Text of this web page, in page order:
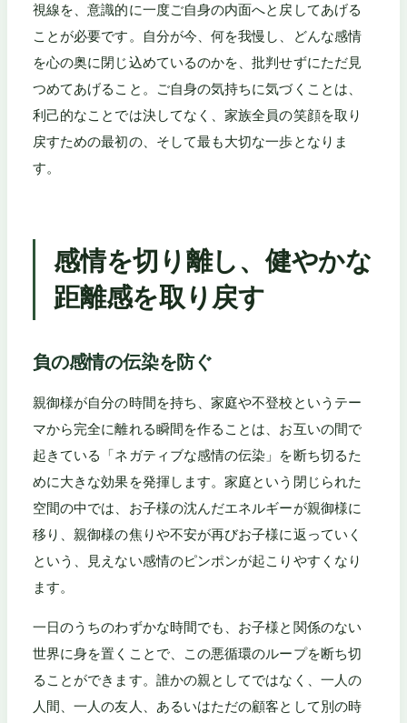
視線を、意識的に一度ご自身の内面へと戻してあげる
ことが必要です。自分が今、何を我慢し、どんな感情
を心の奥に閉じ込めているのかを、批判せずにただ見
つめてあげること。ご自身の気持ちに気づくことは、
利己的なことでは決してなく、家族全員の笑顔を取り
戻すための最初の、そして最も大切な一歩となりま
す。
感情を切り離し、健やかな
距離感を取り戻す
負の感情の伝染を防ぐ
親御様が自分の時間を持ち、家庭や不登校というテー
マから完全に離れる瞬間を作ることは、お互いの間で
起きている「ネガティブな感情の伝染」を断ち切るた
めに大きな効果を発揮します。家庭という閉じられた
空間の中では、お子様の沈んだエネルギーが親御様に
移り、親御様の焦りや不安が再びお子様に返っていく
という、見えない感情のピンポンが起こりやすくなり
ます。
一日のうちのわずかな時間でも、お子様と関係のない
世界に身を置くことで、この悪循環のループを断ち切
ることができます。誰かの親としてではなく、一人の
人間、一人の友人、あるいはただの顧客として別の時